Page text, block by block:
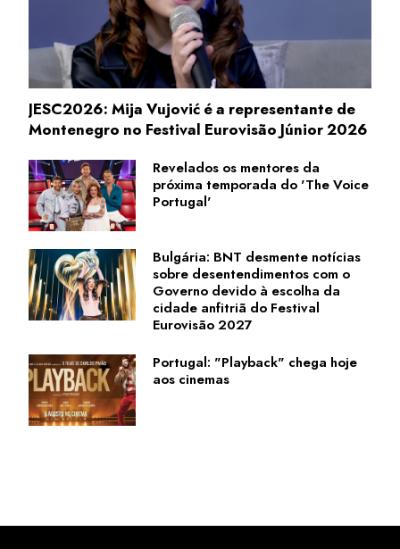
JESC2026: Mija Vujović é a representante de
Montenegro no Festival Eurovisão Júnior 2026
Revelados os mentores da
próxima temporada do 'The Voice
Portugal'
Bulgária: BNT desmente notícias
sobre desentendimentos com o
Governo devido à escolha da
cidade anfitriã do Festival
Eurovisão 2027
Portugal: "Playback" chega hoje
aos cinemas